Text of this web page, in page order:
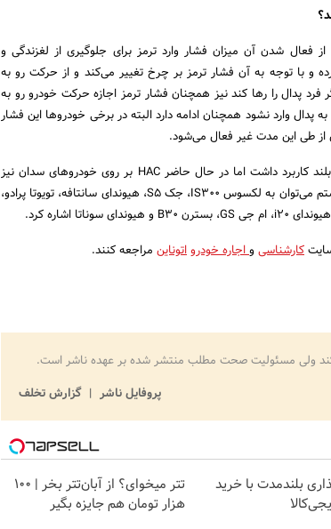
شدن آن میزان فشار وارد ترمز برای جلوگیری از لغزندگی و
و با توجه به آن فشار ترمز بر چرخ تغییر می‌کند و از حرکت رو به
پدال را رها کند نیز همچنان فشار ترمز اجازه حرکت خودرو رو به
وارد نشود همچنان ادامه دارد البته در برخی خودرو‌ها این فشار
در گذشته این سیستم تنها برای خودرو‌های شاسی بلند کاربرد داشت اما در حال حاضر HAC بر روی خودروهای سدان نیز
نصب می‌شود. از جمله خودرو‌های مجهز به این سیستم می‌توان به لکسوس IS300، جک S5، هیوندای سانتافه، تویوتا پرادو،
کارشناسیواجاره خودرواتوناین مراجعه کنند.
ولی مسئولیت صحت مطلب منتشر شده بر عهده ناشر است.
پروفایل ناشر
گزارش تخلف
بلندمدت با خرید
تتر میخوای؟ از آبان‌تتر بخر | 100
هزار تومان هم جایزه بگیر